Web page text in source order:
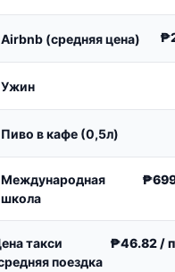
Airbnb (средняя цена)
Ужин
Пиво в кафе (0,5л)
Международная
школа
такси
поездка
₱46.82 /